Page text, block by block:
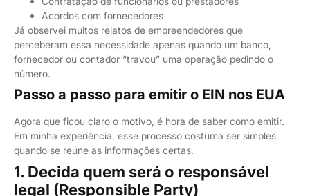
Acordos com fornecedores
Já observei muitos relatos de empreendedores que
perceberam essa necessidade apenas quando um banco,
fornecedor ou contador “travou” uma operação pedindo o
número.
Passo a passo para emitir o EIN nos EUA
Agora que ficou claro o motivo, é hora de saber como emitir.
Em minha experiência, esse processo costuma ser simples,
quando se reúne as informações certas.
1. Decida quem será o responsável
legal (Responsible Party)